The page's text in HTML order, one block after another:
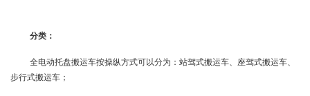
分类：
全电动托盘搬运车按操纵方式可以分为：站驾式搬运车、座驾式搬运车、
步行式搬运车；